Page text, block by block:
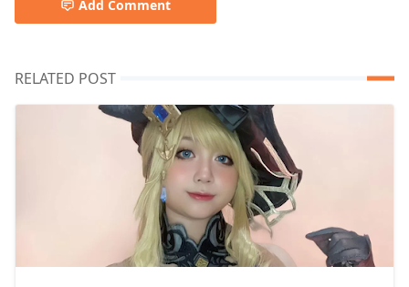
Add Comment
RELATED POST